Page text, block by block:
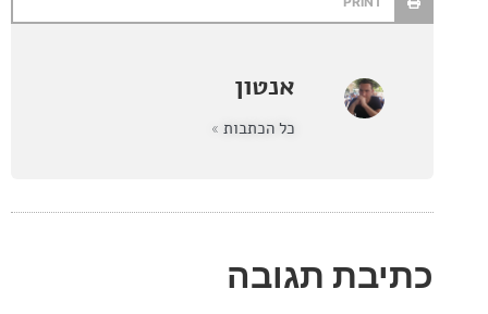
אנטון
תגובה